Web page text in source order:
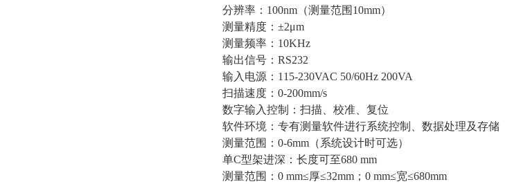
分辨率：100nm（测量范围10mm）
测量精度：±2μm
测量频率：10KHz
输出信号：RS232
输入电源：115-230VAC 50/60Hz 200VA
扫描速度：0-200mm/s
数字输入控制：扫描、校准、复位
软件环境：专有测量软件进行系统控制、数据处理及存储
测量范围：0-6mm（系统设计时可选）
单C型架进深：长度可至680 mm
测量范围：0 mm≤厚≤32mm；0 mm≤宽≤680mm